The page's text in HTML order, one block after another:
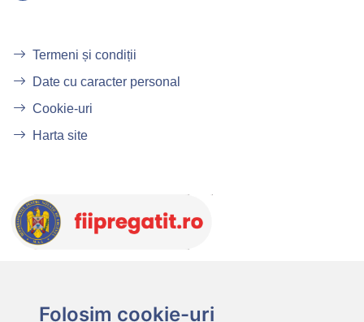
Folosim cookie-uri
Termeni și condiții
Date cu caracter personal
Cookie-uri
Harta site